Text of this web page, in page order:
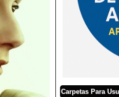
Carpetas Para